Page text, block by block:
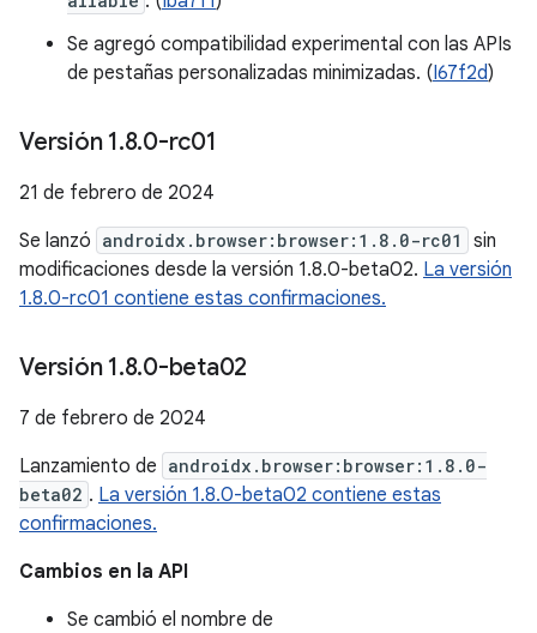
Se agregó compatibilidad experimental con las APIs
de pestañas personalizadas minimizadas. (I67f2d)
Versión 1.8.0-rc01
21 de febrero de 2024
Se lanzó androidx.browser:browser:1.8.0-rc01
sin
modificaciones desde la versión 1.8.0-beta02. La versión
1.8.0-rc01 contiene estas confirmaciones.
Versión 1.8.0-beta02
7 de febrero de 2024
Lanzamiento de androidx.browser:browser:1.8.0-
beta02 . La versión 1.8.0-beta02 contiene estas
confirmaciones.
Cambios en la API
Se cambió el nombre de